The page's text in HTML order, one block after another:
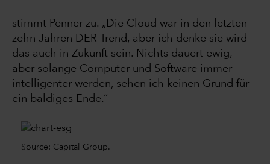
stimmt Penner zu. „Die Cloud war in den letzten
zehn Jahren DER Trend, aber ich denke sie wird
das auch in Zukunft sein. Nichts dauert ewig,
aber solange Computer und Software immer
intelligenter werden, sehen ich keinen Grund für
ein baldiges Ende.“
Source: Capital Group.